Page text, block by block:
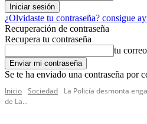
¿Olvidaste tu contraseña? consigue
Recuperación de contraseña
Recupera tu contraseña
tu
Se te ha enviado una contraseña por
Inicio Sociedad
La Policía desmonta
de La...